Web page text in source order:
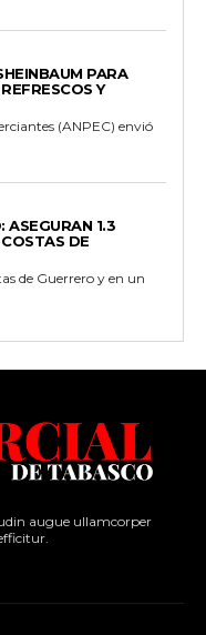
PARA
Y
(ANPEC) envió
ASEGURAN 1.3
DE
de Guerrero y en un
augue ullamcorper